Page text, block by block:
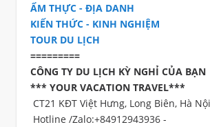
ẨM THỰC - ĐỊA DANH
KIẾN THỨC - KINH NGHIỆM
TOUR DU LỊCH
=========
CÔNG TY DU LỊCH KỲ NGHỈ CỦA BẠN
*** YOUR VACATION TRAVEL***
CT21 KĐT Việt Hưng, Long Biên, Hà
Hotline /Zalo:+84912943936 -